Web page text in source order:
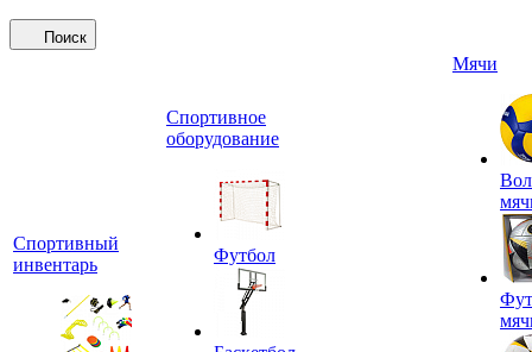
Поиск
Спортивный
инвентарь
Спортивное
оборудование
Футбол
Мячи